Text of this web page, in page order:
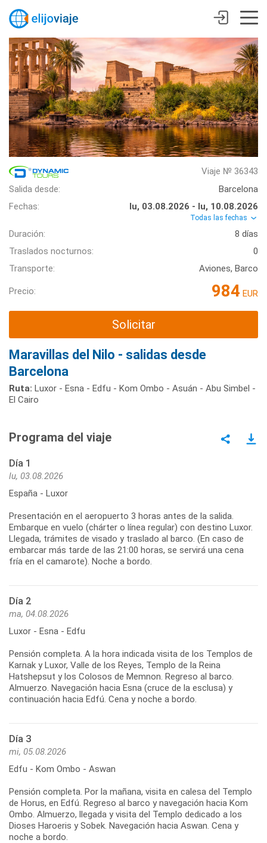
Viaje № 36343
Salida desde:
Barcelona
Fechas:
lu, 03.08.2026 - lu, 10.08.2026
Todas las fechas
Duración:
8 días
Traslados nocturnos:
0
Transporte:
Aviones, Barco
Precio: 984 EUR
Solicitar
Maravillas del Nilo - salidas desde
Barcelona
Ruta: Luxor - Esna - Edfu - Kom Ombo - Asuán - Abu Simbel -
El Cairo
Programa del viaje
Día 1
lu, 03.08.2026
España - Luxor
Presentación en el aeropuerto 3 horas antes de la salida.
Embarque en vuelo (chárter o línea regular) con destino Luxor.
Llegada, trámites de visado y traslado al barco. (En caso de
embarcar más tarde de las 21:00 horas, se servirá una cena
fría en el camarote). Noche a bordo.
Día 2
ma, 04.08.2026
Luxor - Esna - Edfu
Pensión completa. A la hora indicada visita de los Templos de
Karnak y Luxor, Valle de los Reyes, Templo de la Reina
Hatshepsut y los Colosos de Memnon. Regreso al barco.
Almuerzo. Navegación hacia Esna (cruce de la esclusa) y
continuación hacia Edfú. Cena y noche a bordo.
Día 3
mi, 05.08.2026
Edfu - Kom Ombo - Aswan
Pensión completa. Por la mañana, visita en calesa del Templo
de Horus, en Edfú. Regreso al barco y navegación hacia Kom
Ombo. Almuerzo, llegada y visita del Templo dedicado a los
Dioses Haroeris y Sobek. Navegación hacia Aswan. Cena y
noche a bordo.